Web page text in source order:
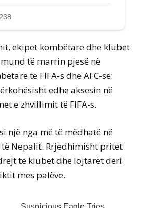
ekipet kombëtare dhe klubet
të marrin pjesë në
të FIFA-s dhe AFC-së.
edhe aksesin në
e zhvillimit të FIFA-s.
një nga më të mëdhatë në
Nepalit. Rrjedhimisht pritet
te klubet dhe lojtarët deri
mes palëve.